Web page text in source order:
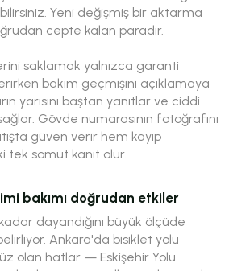
Yeni değişmiş bir aktarma
cepte kalan paradır.
saklamak yalnızca garanti
bakım geçmişini açıklamaya
yarısını baştan yanıtlar ve ciddi
sağlar. Gövde numarasının fotoğrafını
güven verir hem kayıp
somut kanıt olur.
bakımı doğrudan etkiler
dayandığını büyük ölçüde
Ankara'da bisiklet yolu
olan hatlar — Eskişehir Yolu